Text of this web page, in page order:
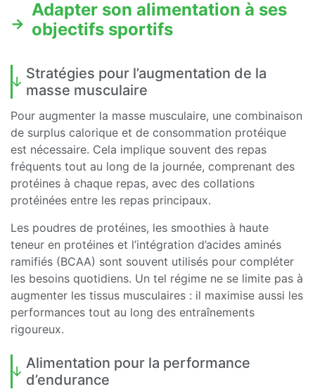
Adapter son alimentation à ses
objectifs sportifs
Stratégies pour l’augmentation de la
masse musculaire
Pour augmenter la masse musculaire, une combinaison
de surplus calorique et de consommation protéique
est nécessaire. Cela implique souvent des repas
fréquents tout au long de la journée, comprenant des
protéines à chaque repas, avec des collations
protéinées entre les repas principaux.
Les poudres de protéines, les smoothies à haute
teneur en protéines et l’intégration d’acides aminés
ramifiés (BCAA) sont souvent utilisés pour compléter
les besoins quotidiens. Un tel régime ne se limite pas à
augmenter les tissus musculaires : il maximise aussi les
performances tout au long des entraînements
rigoureux.
Alimentation pour la performance
d’endurance